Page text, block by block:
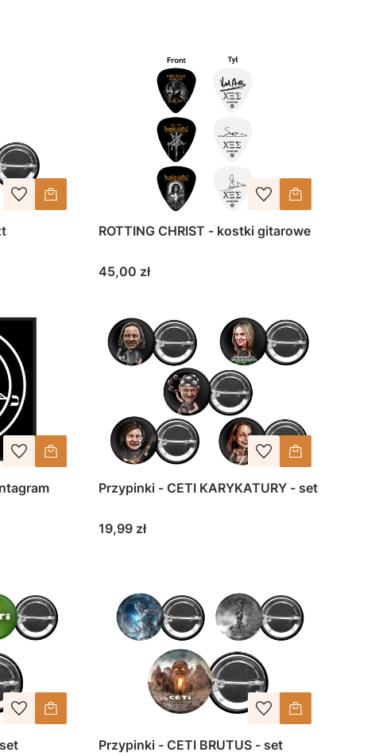
ROTTING CHRIST - kostki gitarowe
Cena
45,00 zł
Przypinki - CETI KARYKATURY - set
Cena
19,99 zł
Przypinki - CETI BRUTUS - set